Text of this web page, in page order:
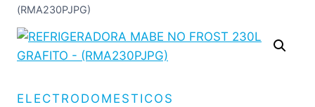
(RMA230PJPG)
ELECTRODOMESTICOS